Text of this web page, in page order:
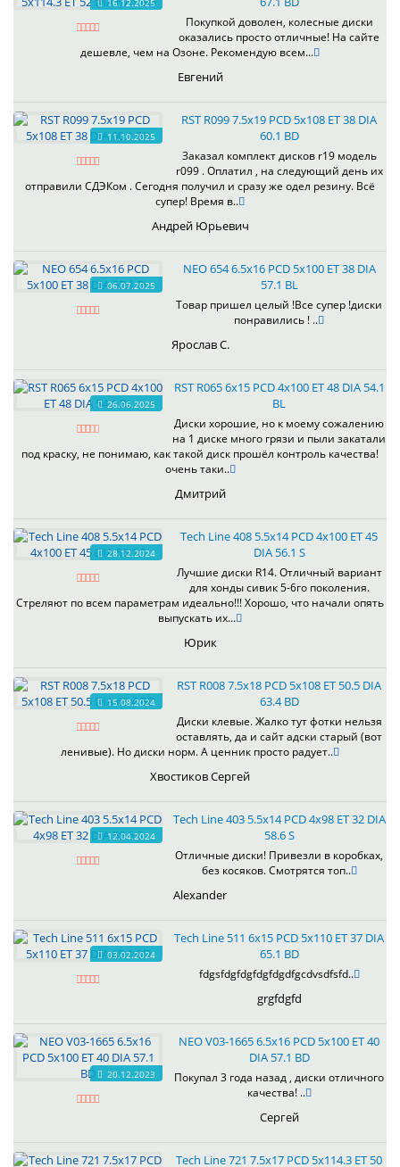
16.12.2025
Покупкой доволен, колесные диски
оказались просто отличные! На сайте
дешевле, чем на Озоне. Рекомендую всем...
Евгений
11.10.2025
RST R099 7.5x19 PCD 5x108 ET 38 DIA
60.1 BD
Заказал комплект дисков r19 модель
r099 . Оплатил , на следующий день их
отправили СДЭКом . Сегодня получил и сразу же одел резину. Всё
супер! Время в..
Андрей Юрьевич
06.07.2025
NEO 654 6.5x16 PCD 5x100 ET 38 DIA
57.1 BL
Товар пришел целый !Все супер !диски
понравились ! ..
Ярослав С.
26.06.2025
RST R065 6x15 PCD 4x100 ET 48 DIA 54.1
BL
Диски хорошие, но к моему сожалению
на 1 диске много грязи и пыли закатали
под краску, не понимаю, как такой диск прошёл контроль качества!
очень таки..
Дмитрий
28.12.2024
Tech Line 408 5.5x14 PCD 4x100 ET 45
DIA 56.1 S
Лучшие диски R14. Отличный вариант
для хонды сивик 5-6го поколения.
Стреляют по всем параметрам идеально!!! Хорошо, что начали опять
выпускать их...
Юрик
15.08.2024
RST R008 7.5x18 PCD 5x108 ET 50.5 DIA
63.4 BD
Диски клевые. Жалко тут фотки нельзя
оставлять, да и сайт адски старый (вот
ленивые). Но диски норм. А ценник просто радует..
Хвостиков Сергей
12.04.2024
Tech Line 403 5.5x14 PCD 4x98 ET 32 DIA
58.6 S
Отличные диски! Привезли в коробках,
без косяков. Смотрятся топ..
Alexander
03.02.2024
Tech Line 511 6x15 PCD 5x110 ET 37 DIA
65.1 BD
fdgsfdgfdgfdgfdgdfgcdvsdfsfd..
grgfdgfd
20.12.2023
NEO V03-1665 6.5x16 PCD 5x100 ET 40
DIA 57.1 BD
Покупал 3 года назад , диски отличного
качества! ..
Сергей
Tech Line 721 7.5x17 PCD 5x114.3 ET 50